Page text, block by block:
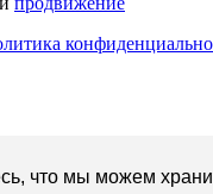
что мы можем